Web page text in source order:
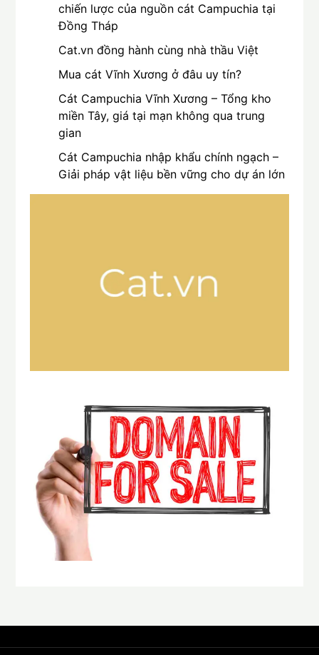
chiến lược của nguồn cát Campuchia tại
Đồng Tháp
Cat.vn đồng hành cùng nhà thầu Việt
Mua cát Vĩnh Xương ở đâu uy tín?
Cát Campuchia Vĩnh Xương – Tổng kho
miền Tây, giá tại mạn không qua trung
gian
Cát Campuchia nhập khẩu chính ngạch –
Giải pháp vật liệu bền vững cho dự án lớn